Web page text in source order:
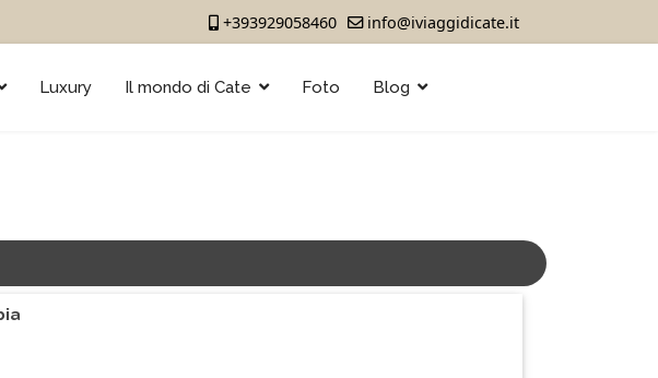
+393929058460 info@iviaggidicate.it
Luxury Il mondo di Cate Foto Blog